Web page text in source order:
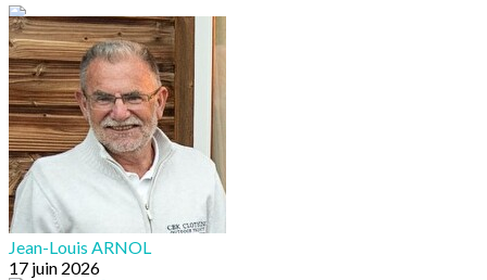
Jean-Louis ARNOL
17 juin 2026